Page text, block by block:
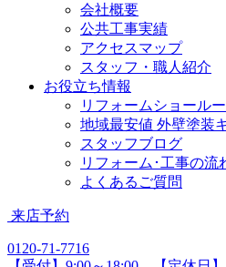
会社概要
公共工事実績
アクセスマップ
スタッフ・職人紹介
お役立ち情報
リフォームショール
地域最安値 外壁塗装
スタッフブログ
リフォーム･工事の流
よくあるご質問
来店予約
0120-71-7716